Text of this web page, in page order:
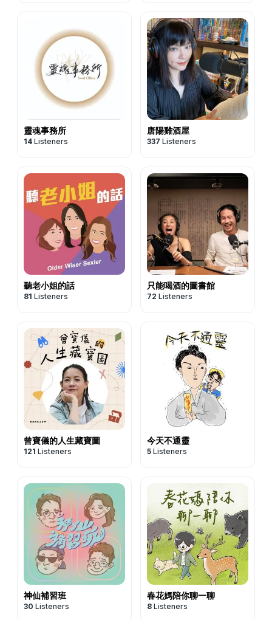
然。💸 沒修完的課題，會加利息帶到下輩子那萬一這輩子
的課題沒修完，會怎麼樣？Alice 的答案很暖：靈魂和宇宙
其實沒有懲罰，只有學習；也沒有失敗，只有還沒完成的課
題。就算再怎麼「衰」，那也不是老天在整你。她也遇過有
人累世曾勾結魔界，運被玉皇大帝扣住，得誠心誠意地道
歉、反省，甚至去擲好幾個聖杯，解完之後，運勢和投資各
方面才慢慢順起來、穩定下來。但那本質上不是懲罰，而是
讓你學會懺悔，願意重新相信與開始。不過她也提醒，課題
就像欠錢，是會加利息的。這一世沒修完的功課，下一世很
偏這一世特別重，正是累世課題累積下來的結果。所以與其
留到下輩子，現在開始修，反而輕鬆得多。那要怎麼更清楚
地認出自己的課題？其實就回到最實在的一句話：此刻，什
麼事情是你想改善、想修正的？什麼缺點是你想改卻改不掉
的？哪段關係是你很想解決的？像是守不住界限、拒絕不了
別人、過於追求完美，這些你知道有問題、卻一直跨不過去
的地方，就是你當下的靈魂課題。💫 靈魂從來不是來追求
滿分的其實靈魂從來不是來追求滿分的，而是來體驗的。
Susu 說，她以前還不認識 Alice 時，曾問過一位算命老師
驗的。」當下她覺得這帽子扣得好大，但現在懂了，不管好
的壞的、快樂的痛苦的，其實都是來體驗的。人生的功課，
能到 80 分就已經很完美，不必逼自己滿分，那樣反而沒有
喘息的空間。而所有課題的第一步，往往就是願意誠實地看
見自己的問題，也願意接納別人給你的意見。很多人根本不
覺得自己有問題，光是能開始看見，本身就是很重要的靈魂
課題了。#《仙姑行不行》綜合入口:
https://portaly.cc/fairyokla#《仙姑行不行》合作邀約請
support@fairyokla.com
*緊急事件預約請加入官方
https://reurl.cc/KM1ybq
support@fairyokla.com
*緊急事件預約請加入官方Line並留下訊息:
https://lin.ee/O3VAaLk
*最新消息都在私密官方粉絲團: https://reurl.cc/Y8KMdn
*官方IG: https://reurl.cc/KM1ybq
人看得到，做療癒時也感受得到。
• 天使有固定大小嗎？ 沒有。祂可以依任務變大變小——就
像神明，行天宮外的關聖帝君非常高大，觀世音菩薩也常以
三層樓的高度顯現。
• 為什麼天使有翅膀？ 因為祂要用「人類看得懂的方式」顯
現。就像彌勒佛在印度本來是個帥氣的中東青年，傳到東方
才變成大肚子的和氣財神。翅膀，是讓我們一眼認得出「這
是天使」。
• 天使說什麼語言？ Susu 說看起來很像法文或歐洲語系的
沒有語言限制。你講中文，祂就用中文回你。
⚖️ 人能變天使嗎？天使會墮落嗎？
• 人能成為天使嗎？ 書上說不會，但 Alice 的實際案例是
「會的」，就像人行善也可能成為土地公一樣。
• 天使會變成人嗎？ 也會，但除非有特殊使命，否則待得好
好的天使，通常不會想下凡（就像東方神明一樣）。
• 天使有不能做的事嗎？ 有。祂不能違反宇宙法則與當地律
法（一個證據確鑿的吸毒犯，天使也沒辦法讓他不用坐
牢），也不能違反我們的自由意志。老師說，如果療癒做到
的狀態、離開了光與愛，祂就變成另一個頻率，沒辦法再做
服務與療癒了。
💛 天使怎麼看我們？像一個溫柔的保母
Alice 說，能量好的天使，不會給你任何負面情緒，而是站
在更高的視角，幫你把自信、能量、情緒慢慢調回穩定。
聽起來，祂有點像個保母，看著我們在地球生活、成長、體
驗，給我們光與愛，最終希望我們找到回家的路。
但祂有一個很重要的特質：祂不會幫你做決定。
指導靈會在無形中給你「靈光一閃」；天使不會。你問祂
調整好，讓你自己有足夠的智慧、勇氣與力量，去為自己的
人生負責。（Alice 接到的訊息是：「我守護你，但要決定
的是你。」）
也難怪西方人比較習慣獨立思考——他們禱告、讓內心安
定，然後就走出去做決定了；不像我們，常常一件事要擲筊
擲到懷疑人生。😆 各有各的好啦。
💫 寫在最後
天使，雖然我們看不見，但祂一直都在。
而且祂從不替你決定人生，只是默默把你的能量補滿，等你
自己鼓起勇氣、走出去。
🎨 摸香的奇蹟（二）：里昂的台灣畫家，竟然是仙粉！
到了美食之都里昂，Kay 的一位好朋友帶著她的畫來分享。
她是台灣人，先生是法國人，以前在故宮工作，婚後定居里
昂，開始用寫意彩墨結合金粉創作，融合東方美學與西方當
代感知，畫風自成一格。
她摸香摸到兩支沒藥、茉莉、佛手柑、橙花，事業即將反
轉，要綻放自己。老師一看她的星盤，上升天秤、金星守護
在第一宮，超有美感。她的畫真的很有禪意，現場團員都搶
著買。
粉。😳（不是 Kay 介紹的喔，她早在那之前就在聽我們節
目了。）我們的節目，原來已經紅到海外了啦～
✈️ 摸香的奇蹟（三）：飛機上，五年前的學生
出國當天，老師在飛機上累到閉眼休息，突然被一個女生叫
醒：「你是國禎老師嗎？」
她是老師五年前的學生，這次帶媽媽去法國玩。母女倆後來
在巴黎跟老師約碰面，希望能再度摸香，女兒摸到兩支沒藥
＋桂花，媽媽摸到快樂鼠尾草＋沒藥。
五年前老師幫她問香時，她正處在感情低潮，解藥是茉莉。
奇妙，好久不見，竟然在飛機上重逢。
🔮 六支沒藥，老天爺到底想說什麼？
你發現了嗎？這幾趟摸香，前後總共出現了大概六支沒藥。
沒藥是一支很特殊的精油，它預表「翻轉與突破」，像聖經
裡過紅海，人生會遇到困難，但你終將跨越。它被說成是
「地球與天堂的橋樑」。
老師說：「沒有壓縮，就不會有成長；有痛苦，才會成
長。」
所以如果你現在正在痛苦當中，別擔心，一切都會變好的。
我們從馬賽進里昂那天是星期二。中午吃飯時，Kay 突然心
頭一緊，跟我說：「Susu，今天是我先生的忌日⋯⋯這是
我們一年前排行程時，完全沒算過的事吧？」她整個雞皮疙
瘩都起來了(Kay之前跟先生住在里昂快20年)。
大家起鬨：「快問 Alice！」
Alice 閉上眼，看到一座很大的公園，旁邊有棟像博物館的
白色建築、一座銅製的裸體雕像，附近是高級住宅區，Kay
聽完當場驚呼：「那是我家附近的金頭公園！妳看到的全都
一模一樣！」
一位媽媽來找我，說女兒高三要去英國念書，她沒辦法放下
擔心。聽了細節，我才發現超過了一般程度：她每天叮嚀喝
水吃飯、去學八字研究女兒的命、七成生活重心都在女兒身
上，還規劃好要幫女兒帶未來的孫子……女兒連高中都還沒
畢業。
我看了阿卡西，看到兩世。第一世她是女兒的奶媽，全心守
候、終生未嫁；第二世角色對調，那世的女兒（即今生的女
兒）是她的媽媽，因體弱早逝，讓她對「失去」留下深刻恐
懼。兩世累加：「我對她有責任」＋「她可能隨時會離開
阿卡西建議她把三七倒過來，七成專注放在自己身上，去旅
行、去生活，是為自己去的那種。女兒前世就很獨立，開了
小畫室、喜歡畫畫，這一世也要去英國學藝術——她有能力
走好自己的路。
💬 愛孩子，是讓他們長出翅膀、放手讓他們飛走。孩子的
人生是他們的，不是我們的延伸。
🕯️ 案例四：反對修行的丈夫——修行不是讓你跟身邊的人
越走越遠
一位走在靈性路上的女生來找我，說先生非常反對她拜拜打
坐，覺得她走火入魔。她還被宮廟告知婚姻一年內可能結
我看了阿卡西，上一世兩人也是夫妻，先生是老實的木工。
她建議先生去觀音寺為重病婆婆祈福，先生卻在廟裡遇上江
湖郎中，花光積蓄買了假藥，婆婆還是走了，留下一大筆
債。先生把一切怪在老婆和神佛身上，從此對宗教深惡痛
絕，心門緊閉。那份創傷帶到今世，他一聽到靈性就本能反
感。
我請瑤池金母協助療癒那一世——把柴火弄濕，讓他晚了一
個時辰到廟，完美錯開郎中，好好送走了婆婆，夫妻心結化
解，後來他甚至開始雕觀音像。阿卡西給她的建議：偶爾邀
💬 修行不是讓你跟身邊的人越走越遠——而是讓你帶著更
多的智慧，把愛的人一起帶在身邊走。
這四個案例，背後都有同一個核心：執著、恐懼、放不下，
往往不是這一世造成的，而是靈魂帶著來的行李。
但最美好的地方是，一旦你看見了根源，那個結，就開始慢
慢鬆動。你不需要再用力去改變自己，只需要真正理解自己
為什麼是這樣，理解本身，就是療癒。
如果你對阿卡西解讀有興趣，歡迎到「仙姑行不行」官網預
約 Susu 的阿卡西解讀。名額不多，但更重要的是，其實很
靈魂事務所
14 Listeners
唐陽雞酒屋
337 Listeners
聽老小姐的話
81 Listeners
只能喝酒的圖書館
72 Listeners
曾寶儀的人生藏寶圖
121 Listeners
今天不通靈
5 Listeners
神仙補習班
30 Listeners
春花媽陪你聊一聊
8 Listeners